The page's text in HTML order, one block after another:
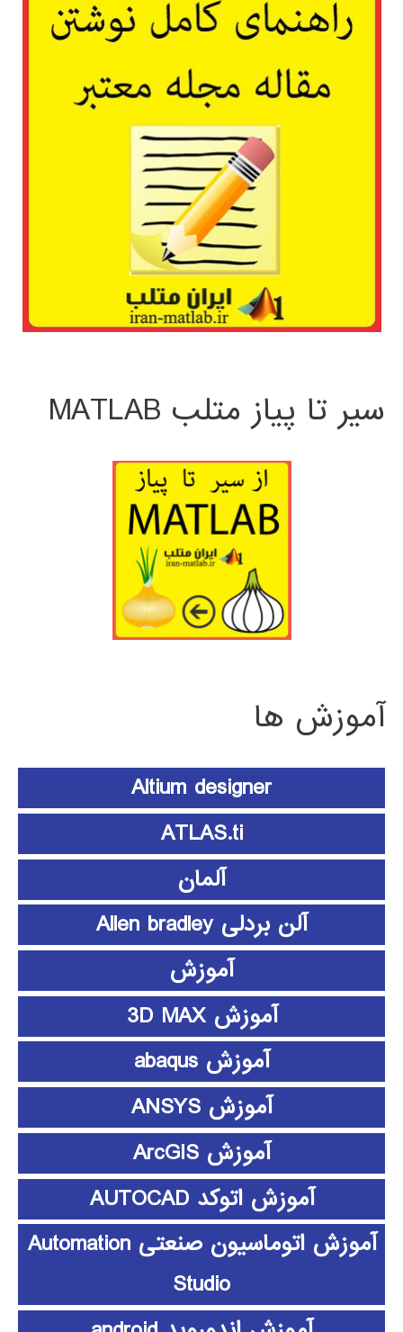
سیر تا پیاز متلب MATLAB
آموزش ها
Altium designer
ATLAS.ti
آلمان
آلن بردلی Allen bradley
آموزش
آموزش 3D MAX
آموزش abaqus
آموزش ANSYS
آموزش ArcGIS
آموزش اتوکد AUTOCAD
آموزش اتوماسیون صنعتی Automation
Studio